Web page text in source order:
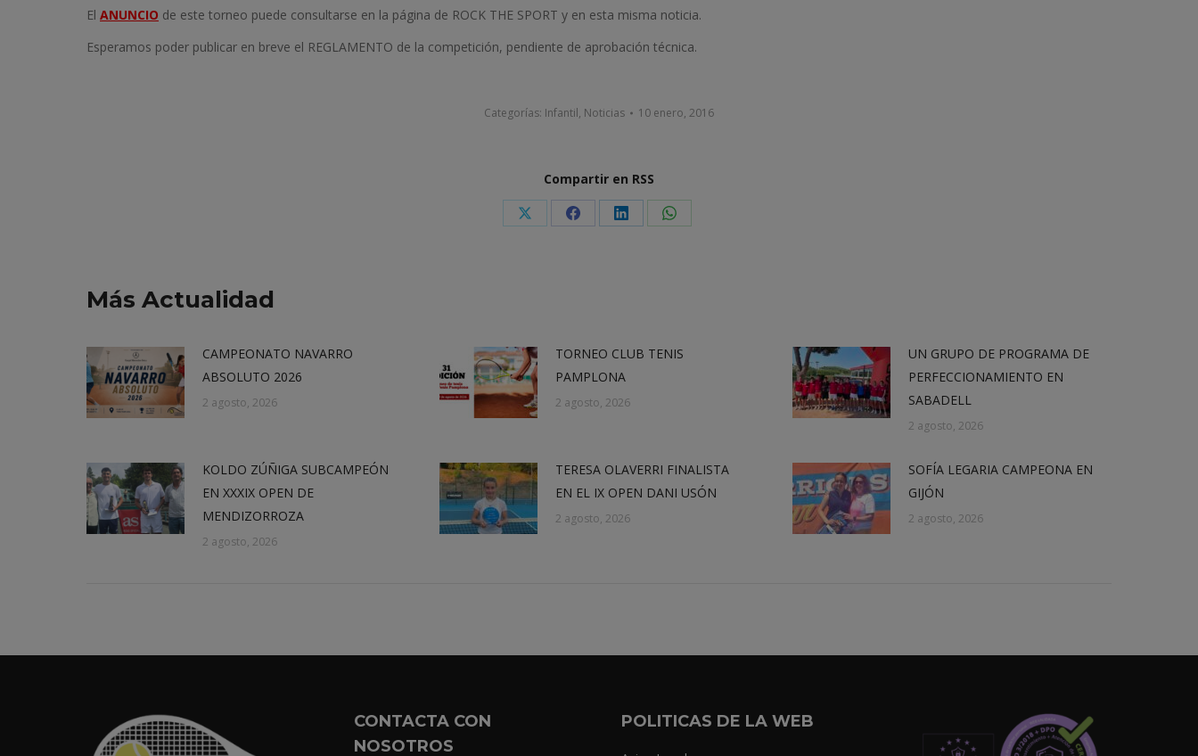
El ANUNCIO de este torneo puede consultarse en la página de ROCK THE SPORT y en esta misma noticia.
Esperamos poder publicar en breve el REGLAMENTO de la competición, pendiente de aprobación técnica.
Categorías: Infantil, Noticias 10 enero, 2016
Compartir en RSS
Share Share Share Share
Más Actualidad
CAMPEONATO NAVARRO
ABSOLUTO 2026
2 agosto, 2026
TORNEO CLUB TENIS
PAMPLONA
2 agosto, 2026
UN GRUPO DE PROGRAMA DE
PERFECCIONAMIENTO EN
SABADELL
2 agosto, 2026
KOLDO ZÚÑIGA SUBCAMPEÓN
EN XXXIX OPEN DE
MENDIZORROZA
2 agosto, 2026
TERESA OLAVERRI FINALISTA
EN EL IX OPEN DANI USÓN
2 agosto, 2026
SOFÍA LEGARIA CAMPEONA EN
GIJÓN
2 agosto, 2026
CONTACTA CON
NOSOTROS
POLITICAS DE LA WEB